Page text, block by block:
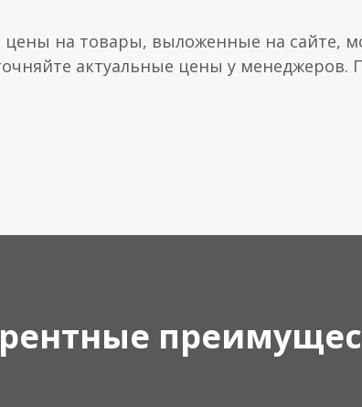
цены на товары, выложенные на сайте,
актуальные цены у